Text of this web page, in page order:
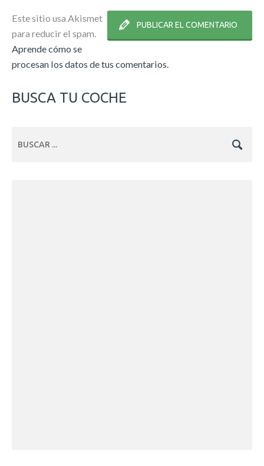
Este sitio usa Akismet
para reducir el spam.
Aprende cómo se
procesan los datos de tus comentarios.
BUSCA TU COCHE